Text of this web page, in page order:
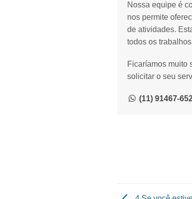
Nossa equipe é
nos permite
de atividades.
todos os
Ficaríamos muito
solicitar o seu
(11) 91467-